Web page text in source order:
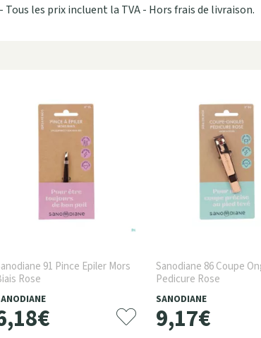
les prix incluent la TVA - Hors frais de livraison.
91 Pince Epiler Mors
Rose
,18€
Sanodiane 86 Coupe
Pedicure Rose
SANODIANE
9,17€